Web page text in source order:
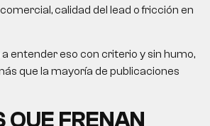
calidad del lead o fricción en
entender eso con criterio y sin humo,
que la mayoría de publicaciones
QUE FRENAN